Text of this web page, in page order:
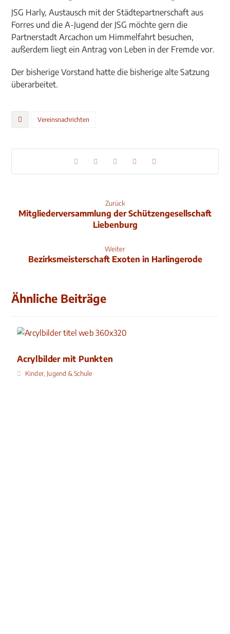
JSG Harly, Austausch mit der Städtepartnerschaft aus
Forres und die A-Jugend der JSG möchte gern die
Partnerstadt Arcachon um Himmelfahrt besuchen,
außerdem liegt ein Antrag von Leben in der Fremde vor.
Der bisherige Vorstand hatte die bisherige alte Satzung
überarbeitet.
Vereinsnachrichten
Zurück
Mitgliederversammlung der Schützengesellschaft
Liebenburg
Weiter
Bezirksmeisterschaft Exoten in Harlingerode
Ähnliche Beiträge
Acrylbilder mit Punkten
Kinder, Jugend & Schule